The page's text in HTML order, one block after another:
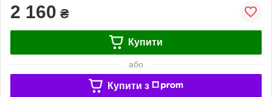
2 160 ₴
Купити
або
Купити з